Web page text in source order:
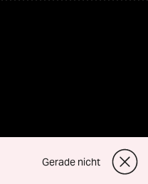
Gerade nicht